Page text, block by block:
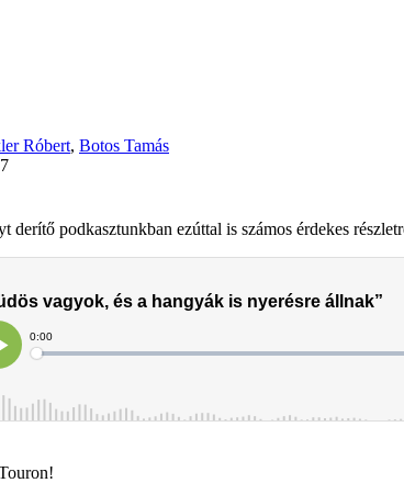
Róbert, Botos Tamás
derítő podkasztunkban ezúttal is számos érdekes